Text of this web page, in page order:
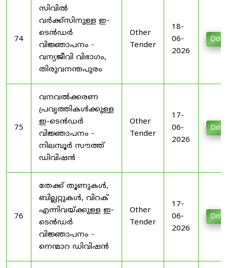
74
സിവിൽ
വർക്ക്സിനുള്ള ഇ-
ടെൻഡർ
വിജ്ഞാപനം -
വന്യജീവി വിഭാഗം,
തിരുവനന്തപുരം
Other
Tender
18-
06-
2026
75
വനവൽക്കരണ
പ്രവൃത്തികൾക്കുള്ള
ഇ-ടെൻഡർ
വിജ്ഞാപനം -
നിലമ്പൂർ സൗത്ത്
ഡിവിഷൻ
Other
Tender
17-
06-
2026
76
തേക്ക് തൂണുകൾ,
ബില്ലറ്റുകൾ, വിറക്
എന്നിവയ്ക്കുള്ള ഇ-
ടെൻഡർ
വിജ്ഞാപനം -
നെന്മാറ ഡിവിഷൻ
Other
Tender
17-
06-
2026